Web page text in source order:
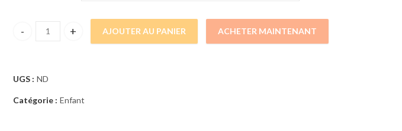
JUPE PATINEUSE WAX quantity
AJOUTER AU PANIER ACHETER MAINTENANT
UGS : ND
Catégorie : Enfant